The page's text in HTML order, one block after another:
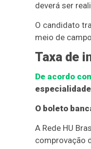
deverá ser
O candidato
meio de
Taxa de
De acordo
O boleto
A Rede HU
comprovação